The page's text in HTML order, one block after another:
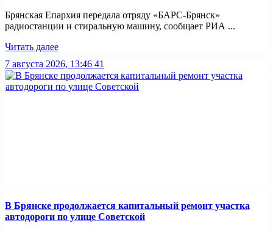
Брянская Епархия передала отряду «БАРС-Брянск»
радиостанции и стиральную машину, сообщает РИА ...
Читать далее
7 августа 2026, 13:46 41
В Брянске продолжается капитальный ремонт участка
автодороги по улице Советской